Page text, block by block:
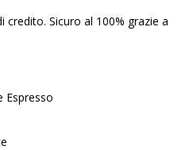
credito. Sicuro al 100% grazie a
Espresso